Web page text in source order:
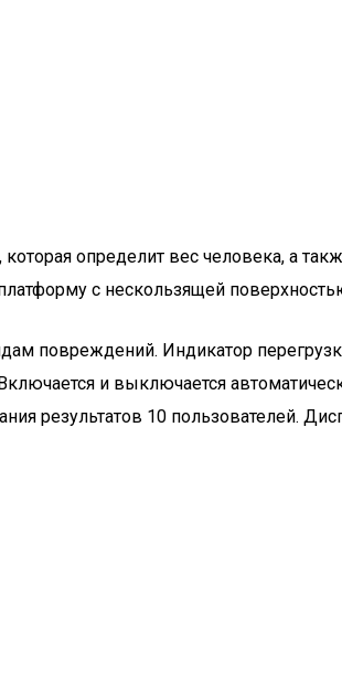
определит вес человека, а
с нескользящей
повреждений. Индикатор
и выключается
результатов 10 пользователей.